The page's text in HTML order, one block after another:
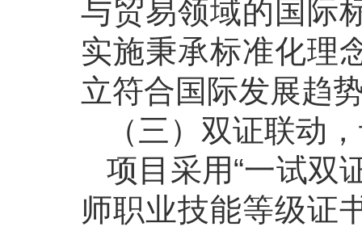
与贸易领域的国际
实施秉承标准化理
立符合国际发展趋
（三）双证联动
项目采用“一试双
师职业技能等级证